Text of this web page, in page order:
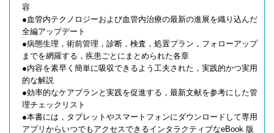
容
●血管内テクノロジーおよび血管内治療の最新の進展を織り込んだ
全編アップデート
●病態生理，術前管理，診断，検査，処置プラン，フォローアップ
までを網羅する，疾患ごとにまとめられた各章
●内容を素早く簡単に吸収できるよう工夫された，実践的かつ実用
的な解説
●効率的なケアプランと実践を促進する，最新文献を参考にした管
理チェックリスト
●本書には，タブレットやスマートフォンにダウンロードして専用
アプリからいつでもアクセスできるインタラクティブなeBook 版